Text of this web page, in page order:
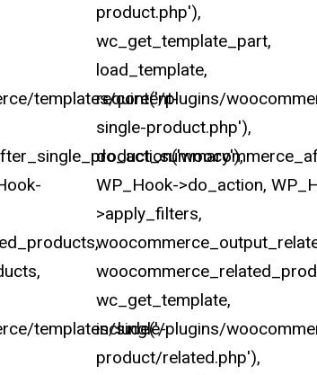
templates/content-
templates/single-
product.php'),
wc_get_template_part,
load_template,
require('/plugins/
single-product.php'),
WP_Hook->do_action,
>apply_filters,
wc_get_template,
include('/plugins/
product/related.php'),